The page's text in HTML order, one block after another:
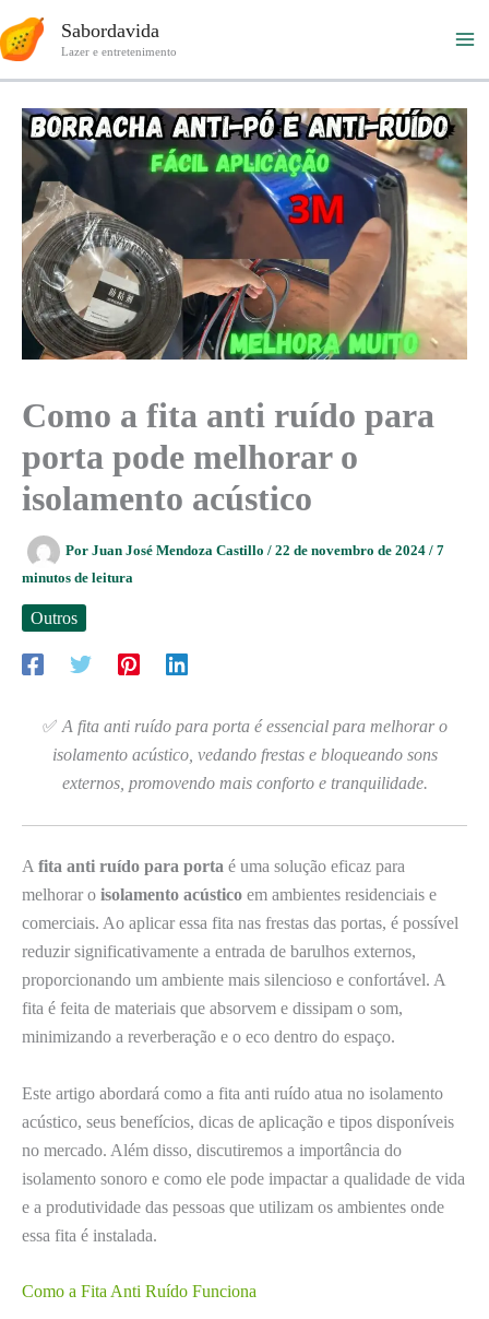
para
Sabordavida
Lazer e entretenimento
Como a fita anti ruído para
porta pode melhorar o
isolamento acústico
Por Juan José Mendoza Castillo / 22 de novembro de 2024 / 7
minutos de leitura
Outros
✅ A fita anti ruído para porta é essencial para melhorar o
isolamento acústico, vedando frestas e bloqueando sons
externos, promovendo mais conforto e tranquilidade.
A fita anti ruído para porta é uma solução eficaz para
melhorar o isolamento acústico em ambientes residenciais e
comerciais. Ao aplicar essa fita nas frestas das portas, é possível
reduzir significativamente a entrada de barulhos externos,
proporcionando um ambiente mais silencioso e confortável. A
fita é feita de materiais que absorvem e dissipam o som,
minimizando a reverberação e o eco dentro do espaço.
Este artigo abordará como a fita anti ruído atua no isolamento
acústico, seus benefícios, dicas de aplicação e tipos disponíveis
no mercado. Além disso, discutiremos a importância do
isolamento sonoro e como ele pode impactar a qualidade de vida
e a produtividade das pessoas que utilizam os ambientes onde
essa fita é instalada.
Como a Fita Anti Ruído Funciona